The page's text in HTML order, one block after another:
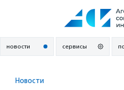
новости сервисы
Новости